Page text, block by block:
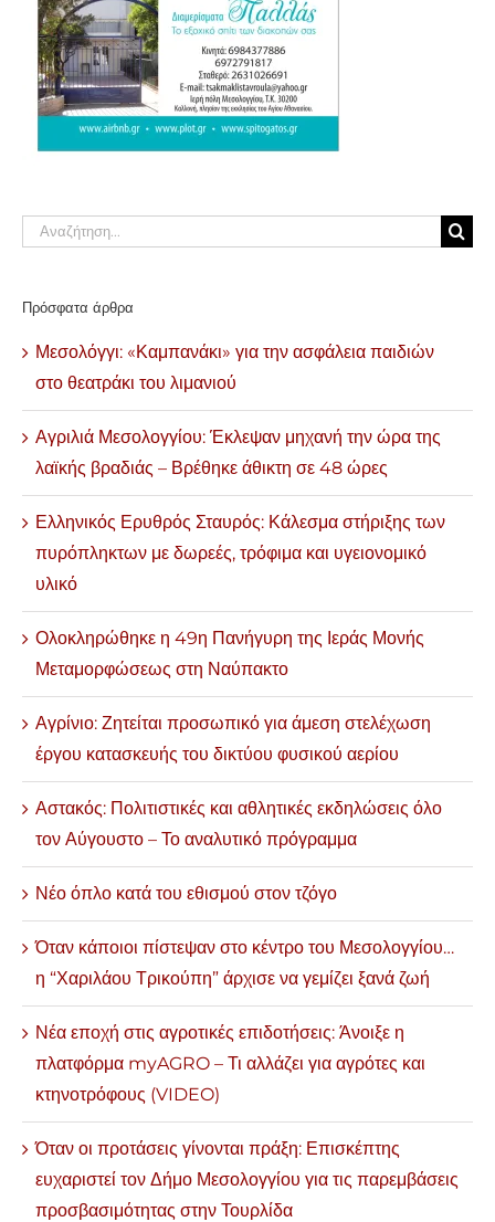
Αναζήτηση
Πρόσφατα άρθρα
Μεσολόγγι: «Καμπανάκι» για την ασφάλεια παιδιών
στο θεατράκι του λιμανιού
Αγριλιά Μεσολογγίου: Έκλεψαν μηχανή την ώρα της
λαϊκής βραδιάς – Βρέθηκε άθικτη σε 48 ώρες
Ελληνικός Ερυθρός Σταυρός: Κάλεσμα στήριξης των
πυρόπληκτων με δωρεές, τρόφιμα και υγειονομικό
υλικό
Ολοκληρώθηκε η 49η Πανήγυρη της Ιεράς Μονής
Μεταμορφώσεως στη Ναύπακτο
Αγρίνιο: Ζητείται προσωπικό για άμεση στελέχωση
έργου κατασκευής του δικτύου φυσικού αερίου
Αστακός: Πολιτιστικές και αθλητικές εκδηλώσεις όλο
τον Αύγουστο – Το αναλυτικό πρόγραμμα
Νέο όπλο κατά του εθισμού στον τζόγο
Όταν κάποιοι πίστεψαν στο κέντρο του Μεσολογγίου…
η “Χαριλάου Τρικούπη” άρχισε να γεμίζει ξανά ζωή
Νέα εποχή στις αγροτικές επιδοτήσεις: Άνοιξε η
πλατφόρμα myAGRO – Τι αλλάζει για αγρότες και
κτηνοτρόφους (VIDEO)
Όταν οι προτάσεις γίνονται πράξη: Επισκέπτης
ευχαριστεί τον Δήμο Μεσολογγίου για τις παρεμβάσεις
προσβασιμότητας στην Τουρλίδα